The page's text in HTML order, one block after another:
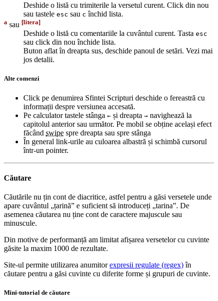
Deshide o listă cu trimiterile la versetul curent. Click din nou
sau tastele esc sau c închid lista.
a sau [litera]
Deshide o listă cu comentariile la cuvântul curent. Tasta esc
sau click din nou închide lista.
Buton aflat în dreapta sus, deschide panoul de setări. Vezi mai
jos detalii.
Alte comenzi
Click pe denumirea Sfintei Scripturi deschide o fereastră cu
informații despre versiunea accesată.
Pe calculator tastele stânga ← și dreapta → navighează la
capitolul anterior sau următor. Pe mobil se obține același efect
făcând swipe spre dreapta sau spre stânga
În general link-urile au culoarea albastră și schimbă cursorul
într-un pointer.
Căutare
Căutările nu țin cont de diacritice, astfel pentru a găsi versetele unde
apare cuvântul „țarină” e suficient să introduceți „tarina”. De
asemenea căutarea nu ține cont de caractere majuscule sau
minuscule.
Din motive de performanță am limitat afișarea versetelor cu cuvinte
găsite la maxim 1000 de rezultate.
Site-ul permite utilizarea anumitorexpresii regulate (regex)în
căutare pentru a găsi cuvinte cu diferite forme și grupuri de cuvinte.
Mini-tutorial de căutare